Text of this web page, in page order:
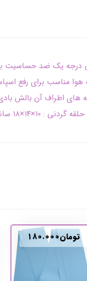
درجه یک ضد حساسیت
هوا مناسب برای رفع
های اطراف آن بالش
حلقه ها : ۱۸×۲۲×۲۷ سانتی متر
تومان۱۸۰.۰۰۰